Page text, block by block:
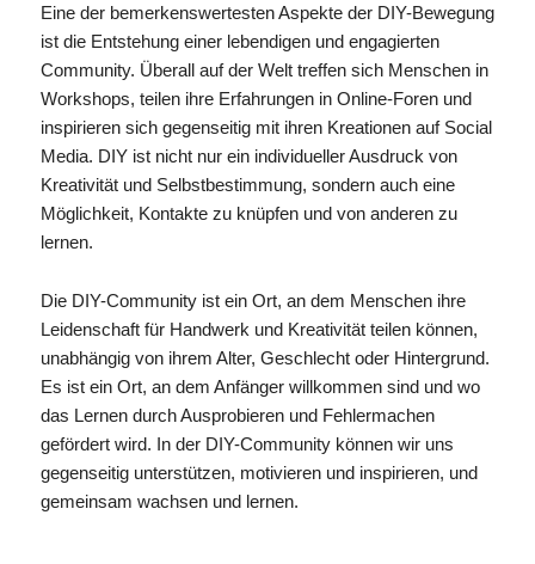
Eine der bemerkenswertesten Aspekte der DIY-Bewegung
ist die Entstehung einer lebendigen und engagierten
Community. Überall auf der Welt treffen sich Menschen in
Workshops, teilen ihre Erfahrungen in Online-Foren und
inspirieren sich gegenseitig mit ihren Kreationen auf Social
Media. DIY ist nicht nur ein individueller Ausdruck von
Kreativität und Selbstbestimmung, sondern auch eine
Möglichkeit, Kontakte zu knüpfen und von anderen zu
lernen.
Die DIY-Community ist ein Ort, an dem Menschen ihre
Leidenschaft für Handwerk und Kreativität teilen können,
unabhängig von ihrem Alter, Geschlecht oder Hintergrund.
Es ist ein Ort, an dem Anfänger willkommen sind und wo
das Lernen durch Ausprobieren und Fehlermachen
gefördert wird. In der DIY-Community können wir uns
gegenseitig unterstützen, motivieren und inspirieren, und
gemeinsam wachsen und lernen.